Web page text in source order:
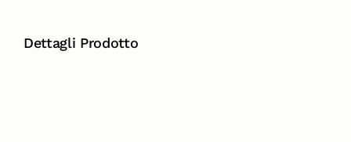
Dettagli Prodotto